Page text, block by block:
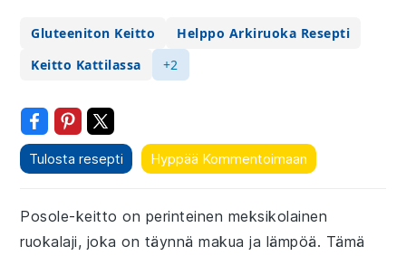
Gluteeniton Keitto
Helppo Arkiruoka Resepti
Keitto Kattilassa
+2
Tulosta resepti Hyppää Kommentoimaan
Posole-keitto on perinteinen meksikolainen
ruokalaji, joka on täynnä makua ja lämpöä. Tämä